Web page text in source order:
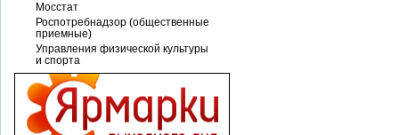
Мосстат
Роспотребнадзор (общественные
приемные)
Управления физической культуры
и спорта